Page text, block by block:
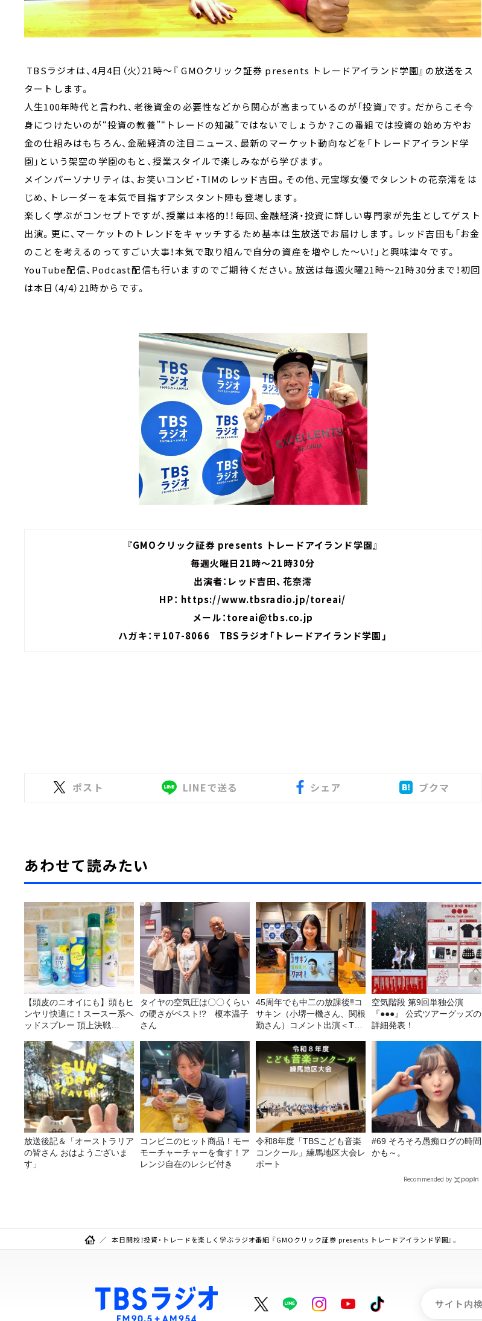
TBSラジオは、4月4日（火）21時～『 GMOクリック証券 presents トレードアイランド学園』の放送をス
タートします。
人生100年時代と言われ、老後資金の必要性などから関心が高まっているのが「投資」です。だからこそ今
身につけたいのが“投資の教養”“トレードの知識”ではないでしょうか？この番組では投資の始め方やお
金の仕組みはもちろん、金融経済の注目ニュース、最新のマーケット動向などを「トレードアイランド学
園」という架空の学園のもと、授業スタイルで楽しみながら学びます。
メインパーソナリティは、お笑いコンビ・TIMのレッド吉田。その他、元宝塚女優でタレントの花奈澪をは
じめ、トレーダーを本気で目指すアシスタント陣も登場します。
楽しく学ぶがコンセプトですが、授業は本格的！！毎回、金融経済・投資に詳しい専門家が先生としてゲスト
出演。更に、マーケットのトレンドをキャッチするため基本は生放送でお届けします。レッド吉田も「お金
のことを考えるのってすごい大事！本気で取り組んで自分の資産を増やした～い！」と興味津々です。
YouTube配信、Podcast配信も行いますのでご期待ください。放送は毎週火曜21時～21時30分まで！初回
は本日（4/4）21時からです。
『GMOクリック証券 presents トレードアイランド学園』
毎週火曜日21時～21時30分
出演者：レッド吉田、花奈澪
HP： https://www.tbsradio.jp/toreai/
メール：toreai@tbs.co.jp
ハガキ：〒107-8066 TBSラジオ「トレードアイランド学園」
ポスト LINEで送る シェア ブクマ
あわせて読みたい
【頭皮のニオイにも】頭もヒ
ンヤリ快適に！スースー系ヘ
ッドスプレー 頂上決戦
タイヤの空気圧は〇〇くらい
の硬さがベスト!? 榎本温子
さん
45周年でも中二の放課後‼コ
サキン（小堺一機さん、関根
勤さん）コメント出演＜TBS
空気階段 第9回単独公演
『●●●』 公式ツアーグッズの
詳細発表！
放送後記＆「オーストラリア
の皆さん おはようございま
す」
コンビニのヒット商品！モー
モーチャーチャーを食す！ア
レンジ自在のレシピ付き
令和8年度「TBSこども音楽
コンクール」練馬地区大会レ
ポート
#69 そろそろ愚痴ログの時間
かも～。
Recommended by
本日開校！投資・トレードを楽しく学ぶラジオ番組 『GMOクリック証券 presents トレードアイランド学園』。